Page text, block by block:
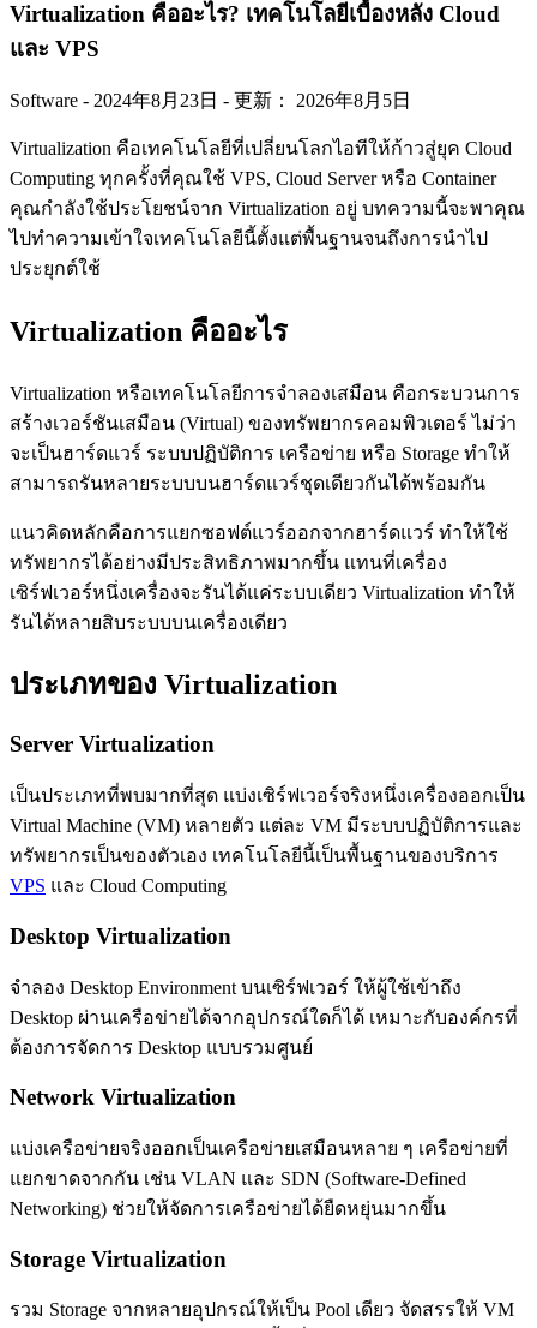
Virtualization คืออะไร? เทคโนโลยีเบื้องหลัง Cloud
และ VPS
Software - 2024年8月23日 - 更新： 2026年8月5日
Virtualization คือเทคโนโลยีที่เปลี่ยนโลกไอทีให้ก้าวสู่ยุค Cloud
Computing ทุกครั้งที่คุณใช้ VPS, Cloud Server หรือ Container
คุณกำลังใช้ประโยชน์จาก Virtualization อยู่ บทความนี้จะพาคุณ
ไปทำความเข้าใจเทคโนโลยีนี้ตั้งแต่พื้นฐานจนถึงการนำไป
ประยุกต์ใช้
Virtualization คืออะไร
Virtualization หรือเทคโนโลยีการจำลองเสมือน คือกระบวนการ
สร้างเวอร์ชันเสมือน (Virtual) ของทรัพยากรคอมพิวเตอร์ ไม่ว่า
จะเป็นฮาร์ดแวร์ ระบบปฏิบัติการ เครือข่าย หรือ Storage ทำให้
สามารถรันหลายระบบบนฮาร์ดแวร์ชุดเดียวกันได้พร้อมกัน
แนวคิดหลักคือการแยกซอฟต์แวร์ออกจากฮาร์ดแวร์ ทำให้ใช้
ทรัพยากรได้อย่างมีประสิทธิภาพมากขึ้น แทนที่เครื่อง
เซิร์ฟเวอร์หนึ่งเครื่องจะรันได้แค่ระบบเดียว Virtualization ทำให้
รันได้หลายสิบระบบบนเครื่องเดียว
ประเภทของ Virtualization
Server Virtualization
เป็นประเภทที่พบมากที่สุด แบ่งเซิร์ฟเวอร์จริงหนึ่งเครื่องออกเป็น
Virtual Machine (VM) หลายตัว แต่ละ VM มีระบบปฏิบัติการและ
ทรัพยากรเป็นของตัวเอง เทคโนโลยีนี้เป็นพื้นฐานของบริการ
VPS และ Cloud Computing
Desktop Virtualization
จำลอง Desktop Environment บนเซิร์ฟเวอร์ ให้ผู้ใช้เข้าถึง
Desktop ผ่านเครือข่ายได้จากอุปกรณ์ใดก็ได้ เหมาะกับองค์กรที่
ต้องการจัดการ Desktop แบบรวมศูนย์
Network Virtualization
แบ่งเครือข่ายจริงออกเป็นเครือข่ายเสมือนหลาย ๆ เครือข่ายที่
แยกขาดจากกัน เช่น VLAN และ SDN (Software-Defined
Networking) ช่วยให้จัดการเครือข่ายได้ยืดหยุ่นมากขึ้น
Storage Virtualization
รวม Storage จากหลายอุปกรณ์ให้เป็น Pool เดียว จัดสรรให้ VM